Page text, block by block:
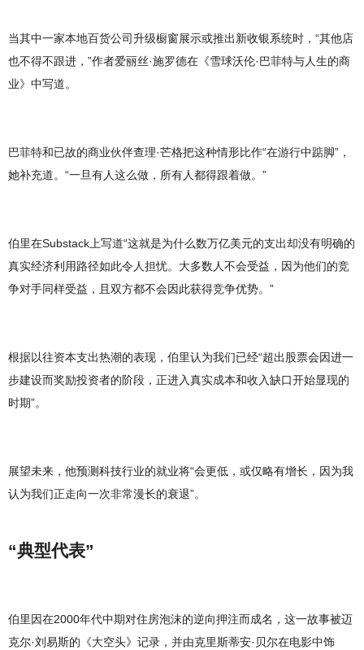
当其中一家本地百货公司升级橱窗展示或推出新收银系统时，“其他店
也不得不跟进，”作者爱丽丝·施罗德在《雪球沃伦·巴菲特与人生的商
业》中写道。
巴菲特和已故的商业伙伴查理·芒格把这种情形比作“在游行中踮脚”，
她补充道。“一旦有人这么做，所有人都得跟着做。”
伯里在Substack上写道“这就是为什么数万亿美元的支出却没有明确的
真实经济利用路径如此令人担忧。大多数人不会受益，因为他们的竞
争对手同样受益，且双方都不会因此获得竞争优势。”
根据以往资本支出热潮的表现，伯里认为我们已经“超出股票会因进一
步建设而奖励投资者的阶段，正进入真实成本和收入缺口开始显现的
时期”。
展望未来，他预测科技行业的就业将“会更低，或仅略有增长，因为我
认为我们正走向一次非常漫长的衰退”。
“典型代表”
伯里因在2000年代中期对住房泡沫的逆向押注而成名，这一故事被迈
克尔·刘易斯的《大空头》记录，并由克里斯蒂安·贝尔在电影中饰